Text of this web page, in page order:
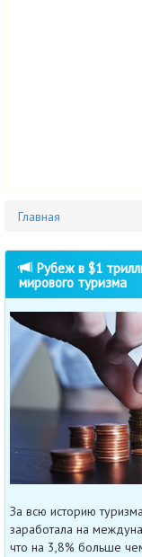
Главная
Рубеж в $1
мирового туризма
За всю историю
заработала на
что на 3,8% больше